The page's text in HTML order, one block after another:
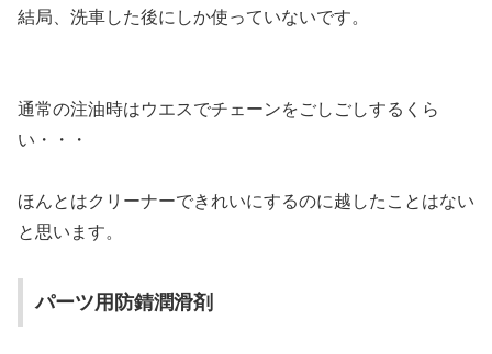
結局、洗車した後にしか使っていないです。
通常の注油時はウエスでチェーンをごしごしするくら
い・・・
ほんとはクリーナーできれいにするのに越したことはない
と思います。
パーツ用防錆潤滑剤